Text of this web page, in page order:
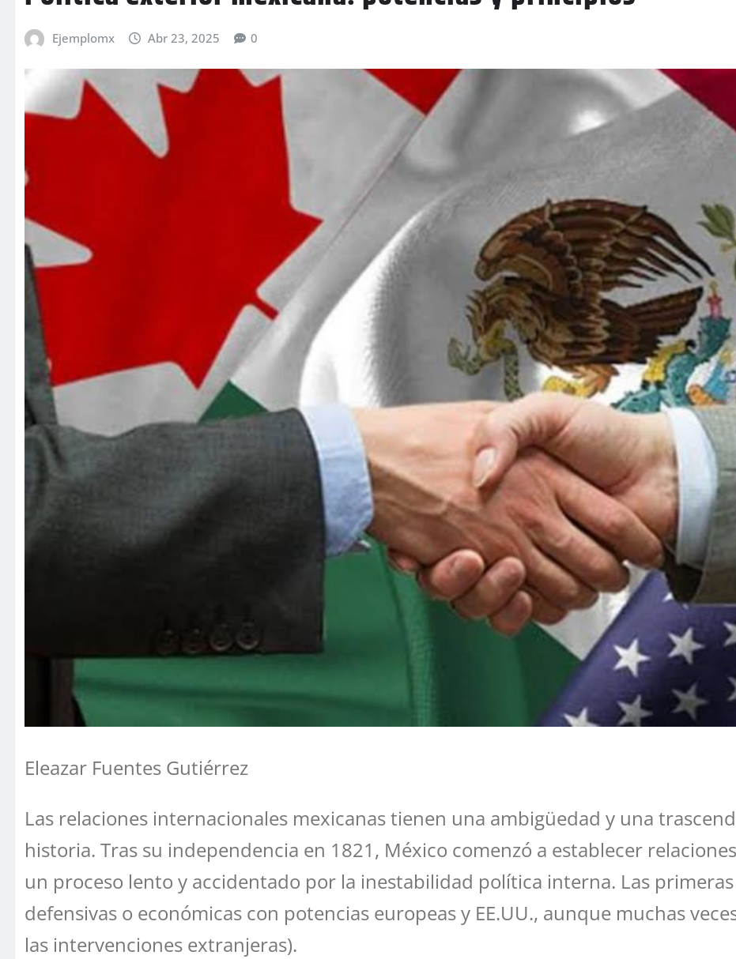
Ejemplomx Abr 23, 2025 0
Eleazar Fuentes Gutiérrez
Las relaciones internacionales mexicanas tienen una ambigüedad y una
historia. Tras su independencia en 1821, México comenzó a establecer
un proceso lento y accidentado por la inestabilidad política interna. Las
defensivas o económicas con potencias europeas y EE.UU., aunque muchas
las intervenciones extranjeras).